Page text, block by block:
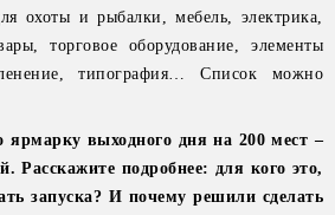
охоты и рыбалки, мебель, электрика,
торговое оборудование, элементы
типография… Список можно
ярмарку выходного дня на 200 мест –
Расскажите подробнее: для кого это,
запуска? И почему решили сделать